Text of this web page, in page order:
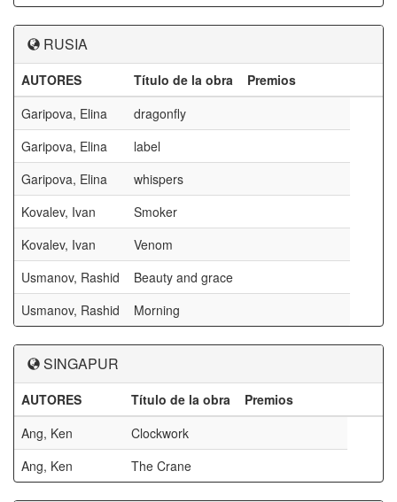
RUSIA
AUTORES Título de la obra
Premios
Garipova, Elina
dragonfly
Garipova, Elina
label
Garipova, Elina
whispers
Kovalev, Ivan
Smoker
Kovalev, Ivan
Venom
Usmanov, Rashid
Beauty and grace
Usmanov, Rashid
Morning
SINGAPUR
AUTORES Título de la obra
Premios
Ang, Ken
Clockwork
Ang, Ken
The Crane